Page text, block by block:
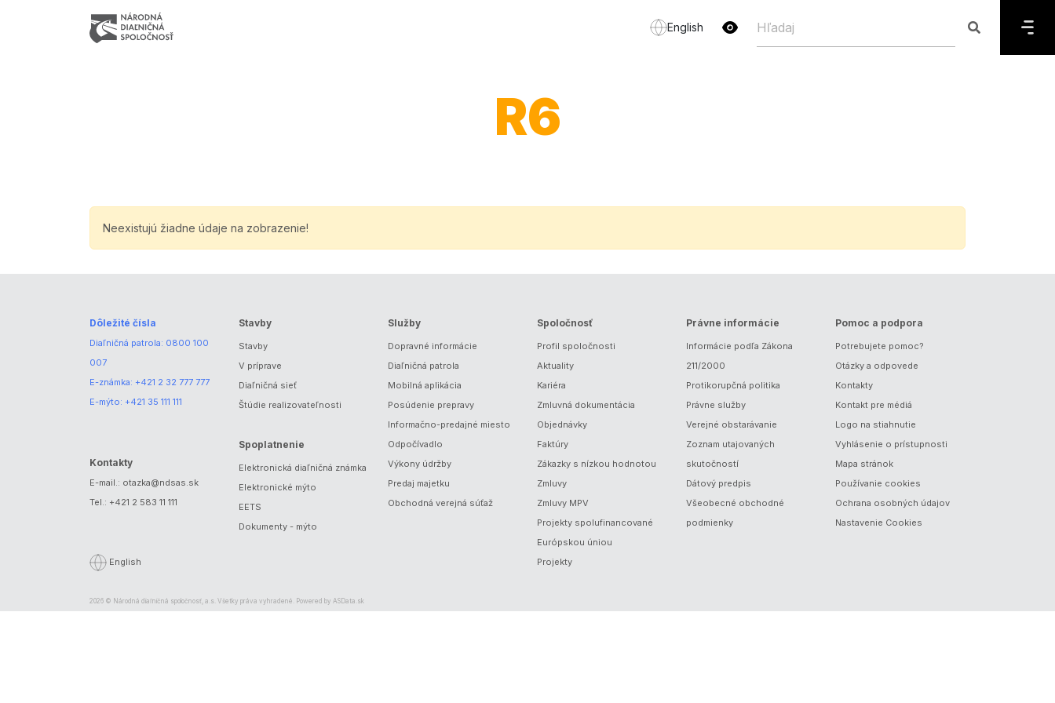
English
R6
Neexistujú žiadne údaje na zobrazenie!
Dôležité čísla
Diaľničná patrola: 0800 100
007
E-známka: +421 2 32 777 777
E-mýto: +421 35 111 111
Kontakty
E-mail.: otazka@ndsas.sk
Tel.: +421 2 583 11 111
English
Stavby
Stavby
V príprave
Diaľničná sieť
Štúdie realizovateľnosti
Spoplatnenie
Elektronická diaľničná známka
Elektronické mýto
EETS
Dokumenty - mýto
Služby
Dopravné informácie
Diaľničná patrola
Mobilná aplikácia
Posúdenie prepravy
Informačno-predajné miesto
Odpočívadlo
Výkony údržby
Predaj majetku
Obchodná verejná súťaž
Spoločnosť
Profil spoločnosti
Aktuality
Kariéra
Zmluvná dokumentácia
Objednávky
Faktúry
Zákazky s nízkou hodnotou
Zmluvy
Zmluvy MPV
Projekty spolufinancované
Európskou úniou
Projekty
Právne informácie
Informácie podľa Zákona
211/2000
Protikorupčná politika
Právne služby
Verejné obstarávanie
Zoznam utajovaných
skutočností
Dátový predpis
Všeobecné obchodné
podmienky
Pomoc a podpora
Potrebujete pomoc?
Otázky a odpovede
Kontakty
Kontakt pre médiá
Logo na stiahnutie
Vyhlásenie o prístupnosti
Mapa stránok
Používanie cookies
Ochrana osobných údajov
Nastavenie Cookies
2026 © Národná diaľničná spoločnosť, a.s. Všetky práva vyhradené. Powered by ASData.sk